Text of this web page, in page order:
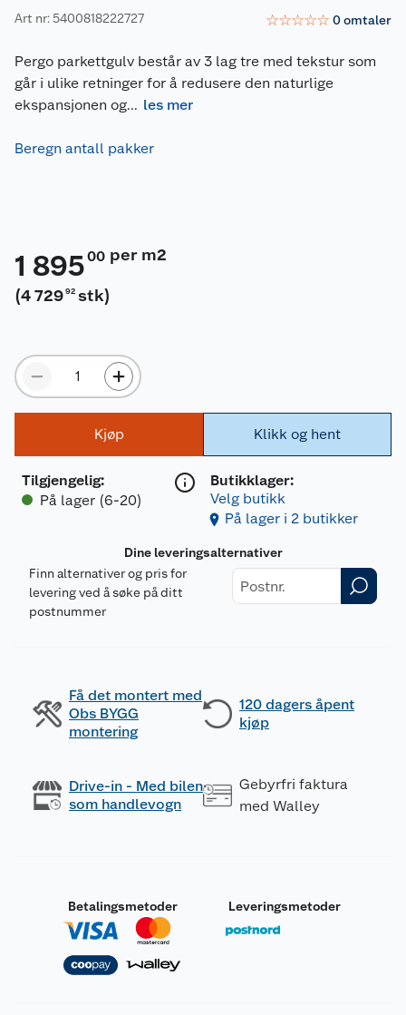
Art nr: 5400818222727 ☆☆☆☆☆ 0omtaler
Pergo parkettgulv består av 3 lag tre med tekstur som
går i ulike retninger for å redusere den naturlige
ekspansjonen og... les mer
Beregn antall pakker
1 89500 per m2
(4 729 92 stk)
Kjøp
Tilgjengelig:
På lager (6-20)
Klikk og hent
Butikklager:
Velg butikk
På lager i 2 butikker
Dine leveringsalternativer
Finn alternativer og pris for
levering ved å søke på ditt
postnummer
Få det montert med
Obs BYGG
montering
120 dagers åpent
kjøp
Drive-in - Med bilen
som handlevogn
Gebyrfri faktura
med Walley
Betalingsmetoder Leveringsmetoder